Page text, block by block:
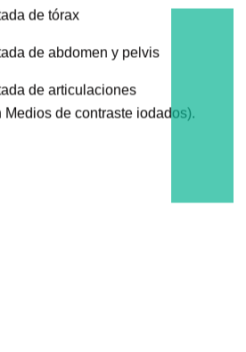
de tórax
de abdomen y pelvis
de articulaciones
Medios de contraste iodados).